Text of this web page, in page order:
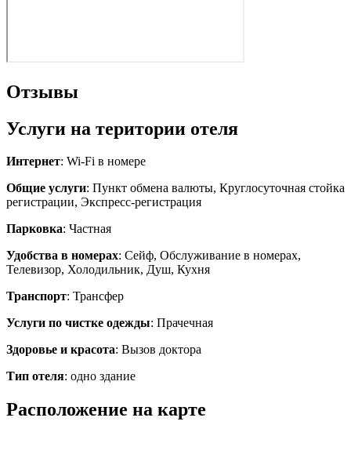
Отзывы
Услуги на територии отеля
Интернет: Wi-Fi в номере
Общие услуги: Пункт обмена валюты, Круглосуточная стойка
регистрации, Экспресс-регистрация
Парковка: Частная
Удобства в номерах: Сейф, Обслуживание в номерах,
Телевизор, Холодильник, Душ, Кухня
Транспорт: Трансфер
Услуги по чистке одежды: Прачечная
Здоровье и красота: Вызов доктора
Тип отеля: одно здание
Расположение на карте